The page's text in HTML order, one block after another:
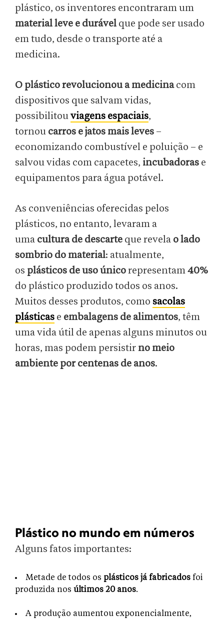
plástico, os inventores encontraram um
material leve e durável que pode ser usado
em tudo, desde o transporte até a
medicina.
O plástico revolucionou a medicinacom
dispositivos que salvam vidas,
possibilitouviagens espaciais,
tornou carros e jatos mais leves –
economizando combustível e poluição – e
salvou vidas com capacetes, incubadoras e
equipamentos para água potável.
As conveniências oferecidas pelos
plásticos, no entanto, levaram a
uma cultura de descarte que revela o lado
sombrio do material: atualmente,
os plásticos de uso únicorepresentam40%
do plástico produzido todos os anos.
Muitos desses produtos, como sacolas
plásticas e embalagens de alimentos, têm
uma vida útil de apenas alguns minutos ou
horas, mas podem persistir no meio
ambiente por centenas de anos.
Plástico no mundo em números
Alguns fatos importantes:
Metade de todos os plásticos já fabricados foi
produzida nos últimos 20 anos.
A produção aumentou exponencialmente,